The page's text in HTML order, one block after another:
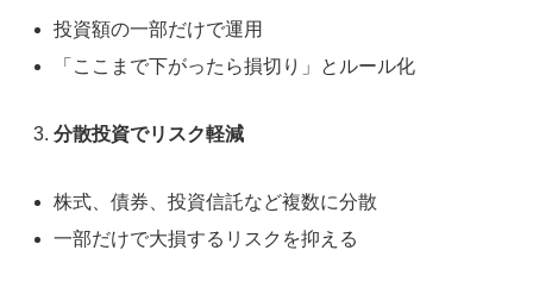
投資額の一部だけで運用
「ここまで下がったら損切り」とルール化
分散投資でリスク軽減
株式、債券、投資信託など複数に分散
一部だけで大損するリスクを抑える